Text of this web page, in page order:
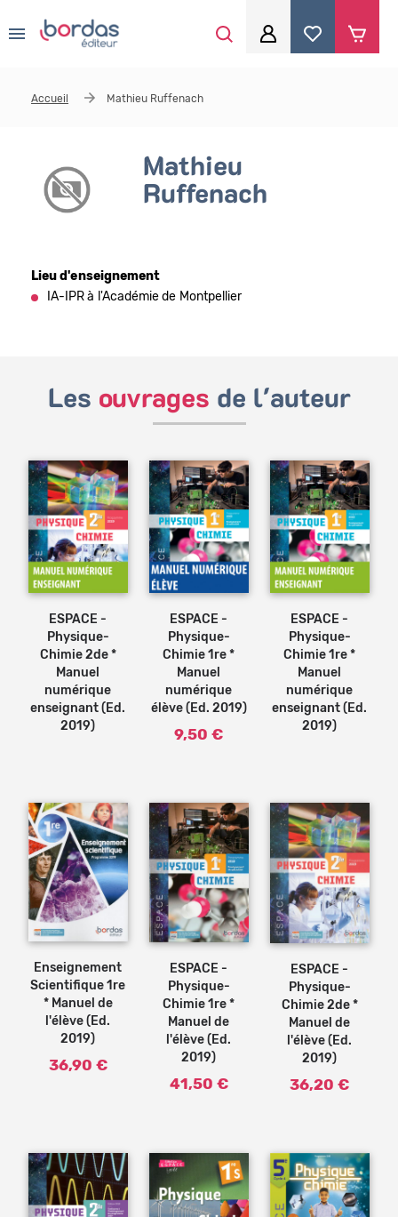
Je me connecte
Mot de passe
Se souvenir de moi
Bénéficiez de tarifs préférentiels
Téléchargez des ressources gratuites
Recevez des informations sur nos nouveautés
Accueil Mathieu Ruffenach
Mathieu
Ruffenach
Lieu d'enseignement
IA-IPR à l'Académie de Montpellier
Les ouvrages de l'auteur
ESPACE -
Physique-
Chimie 2de *
Manuel
numérique
enseignant (Ed.
2019)
au
ESPACE -
Physique-
Chimie 1re *
Manuel
numérique
élève (Ed. 2019)
9,50 €
ESPACE -
Physique-
Chimie 1re *
Manuel
numérique
enseignant (Ed.
2019)
Ajouter
au
Enseignement
Scientifique 1re
* Manuel de
l'élève (Ed.
2019)
36,90 €
Ajouter
au
ESPACE -
Physique-
Chimie 1re *
Manuel de
l'élève (Ed.
2019)
41,50 €
Ajouter
au
ESPACE -
Physique-
Chimie 2de *
Manuel de
l'élève (Ed.
2019)
36,20 €